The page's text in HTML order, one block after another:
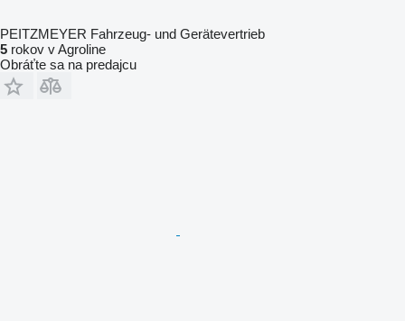
PEITZMEYER Fahrzeug- und Gerätevertrieb
5 rokov v Agroline
Obráťte sa na predajcu